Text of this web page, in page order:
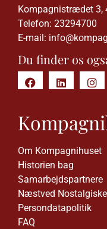
Kompagnistrædet 3,
Telefon: 23294700
E-mail:
Du finder os
Om Kompagnihuset
Historien bag
Samarbejdspartnere
Næstved
Persondatapolitik
FAQ